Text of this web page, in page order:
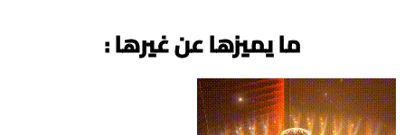
ما يميزها عن غيرها :